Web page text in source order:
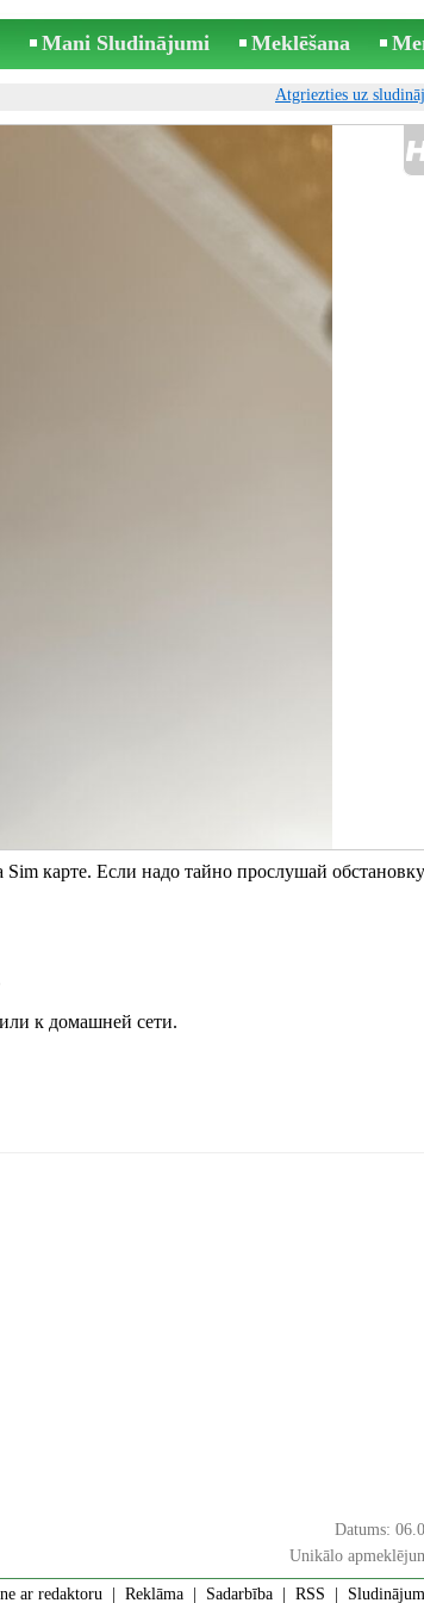
Mani Sludinājumi Meklēšana
Atgriezties uz
карте. Если надо тайно прослушай обстановку
к домашней сети.
Datums:
Unikālo
ar redaktoru Reklāma Sadarbība RSS |